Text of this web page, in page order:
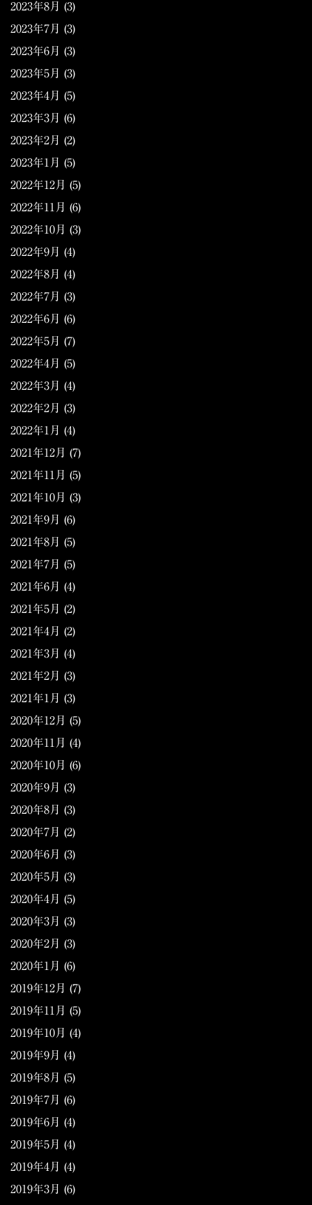
2023年8月 (3)
2023年7月 (3)
2023年6月 (3)
2023年5月 (3)
2023年4月 (5)
2023年3月 (6)
2023年2月 (2)
2023年1月 (5)
2022年12月 (5)
2022年11月 (6)
2022年10月 (3)
2022年9月 (4)
2022年8月 (4)
2022年7月 (3)
2022年6月 (6)
2022年5月 (7)
2022年4月 (5)
2022年3月 (4)
2022年2月 (3)
2022年1月 (4)
2021年12月 (7)
2021年11月 (5)
2021年10月 (3)
2021年9月 (6)
2021年8月 (5)
2021年7月 (5)
2021年6月 (4)
2021年5月 (2)
2021年4月 (2)
2021年3月 (4)
2021年2月 (3)
2021年1月 (3)
2020年12月 (5)
2020年11月 (4)
2020年10月 (6)
2020年9月 (3)
2020年8月 (3)
2020年7月 (2)
2020年6月 (3)
2020年5月 (3)
2020年4月 (5)
2020年3月 (3)
2020年2月 (3)
2020年1月 (6)
2019年12月 (7)
2019年11月 (5)
2019年10月 (4)
2019年9月 (4)
2019年8月 (5)
2019年7月 (6)
2019年6月 (4)
2019年5月 (4)
2019年4月 (4)
2019年3月 (6)